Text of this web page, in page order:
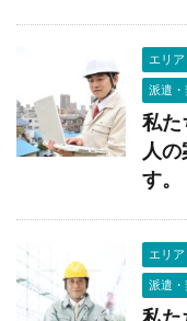
エリア
派遣・
私た
人
す。
エリア
派遣・